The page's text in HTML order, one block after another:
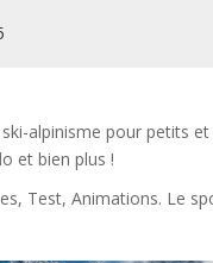
alpinisme pour petits
et bien plus !
Test, Animations. Le